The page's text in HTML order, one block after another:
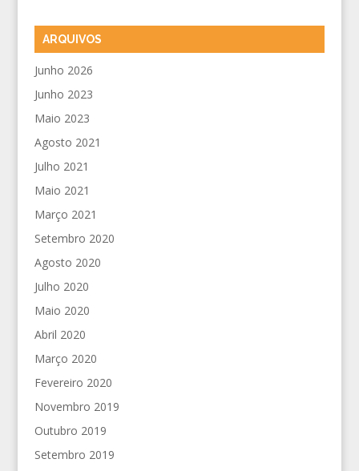
ARQUIVOS
Junho 2026
Junho 2023
Maio 2023
Agosto 2021
Julho 2021
Maio 2021
Março 2021
Setembro 2020
Agosto 2020
Julho 2020
Maio 2020
Abril 2020
Março 2020
Fevereiro 2020
Novembro 2019
Outubro 2019
Setembro 2019